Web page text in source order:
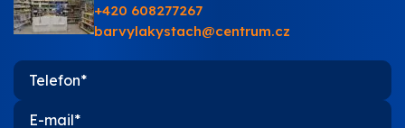
+420 608277267
barvylakystach@centrum.cz